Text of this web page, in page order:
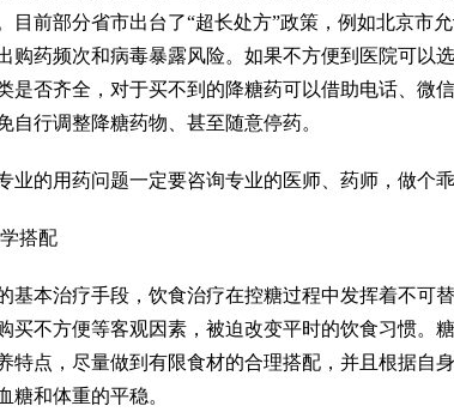
目前部分省市出台了“超长处方”政策，例如北京市
购药频次和病毒暴露风险。如果不方便到医院可以
是否齐全，对于买不到的降糖药可以借助电话、微
自行调整降糖药物、甚至随意停药。
业的用药问题一定要咨询专业的医师、药师，做个乖
搭配
基本治疗手段，饮食治疗在控糖过程中发挥着不可
买不方便等客观因素，被迫改变平时的饮食习惯。
特点，尽量做到有限食材的合理搭配，并且根据自
糖和体重的平稳。